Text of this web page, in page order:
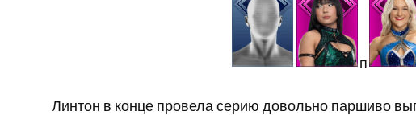
п
Линтон в конце провела серию довольно паршиво